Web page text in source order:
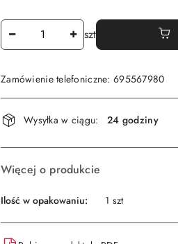
Ilość szt
Zamówienie telefoniczne: 695567980
Dostępność
i
dostawa
Wysyłka w ciągu: 24 godziny
Więcej o produkcie
Ilość w opakowaniu: 1 szt